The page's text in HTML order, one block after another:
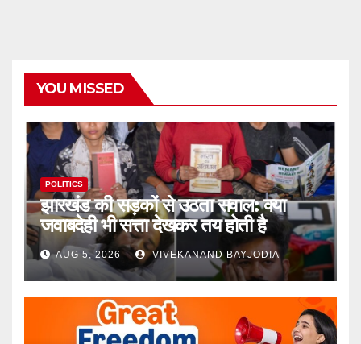
YOU MISSED
POLITICS
झारखंड की सड़कों से उठता सवाल: क्या
जवाबदेही भी सत्ता देखकर तय होती है
AUG 5, 2026 VIVEKANAND BAYJODIA